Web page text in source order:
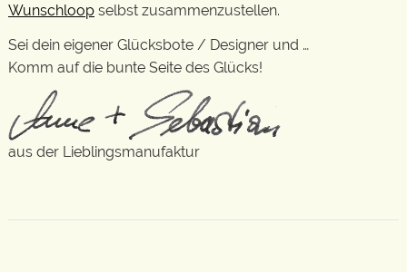
Wunschloop selbst zusammenzustellen.
Sei dein eigener Glücksbote / Designer und …
Komm auf die bunte Seite des Glücks!
aus der Lieblingsmanufaktur